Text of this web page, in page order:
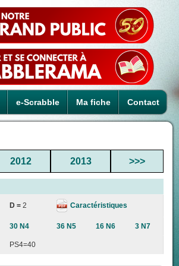
e-Scrabble Ma fiche Contact
2012 2013 >>>
D = 2 Caractéristiques
30 N4 36 N5 16 N6 3 N7
PS4=40